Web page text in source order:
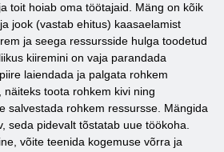
toit hoiab oma töötajaid. Mäng on kõik
jook (vastab ehitus) kaasaelamist
ja seega ressursside hulga toodetud
kiiremini on vaja parandada
laiendada ja palgata rohkem
toota rohkem kivi ning
salvestada rohkem ressursse. Mängida
seda pidevalt tõstatab uue töökoha.
võite teenida kogemuse võrra ja